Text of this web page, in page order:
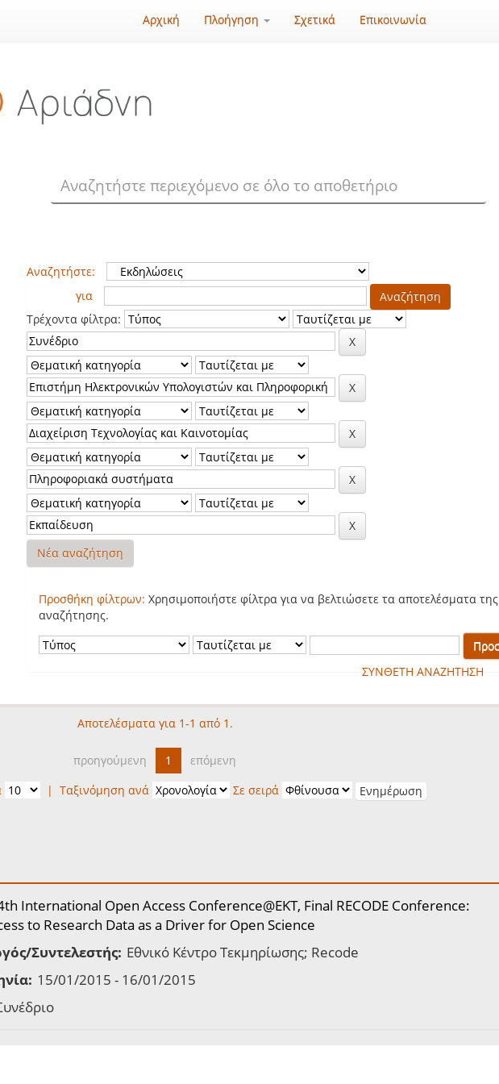
Αρχική Πλοήγηση Σχετικά Επικοινωνία
Αναζητήστε:
για
Τρέχοντα φίλτρα:
Νέα αναζήτηση
Προσθήκη φίλτρων: Χρησιμοποιήστε φίλτρα για να βελτιώσετε τα αποτελέσματα της
αναζήτησης.
ΣΥΝΘΕΤΗ ΑΝΑΖΗΤΗΣΗ
Αποτελέσματα για 1-1 από 1.
προηγούμενη 1
επόμενη
|Ταξινόμηση ανά Σε σειρά
International Open Access Conference@EKT, Final RECODE Conference:
to Research Data as a Driver for Open Science
Συντελεστής: Εθνικό Κέντρο Τεκμηρίωσης; Recode
15/01/2015 - 16/01/2015